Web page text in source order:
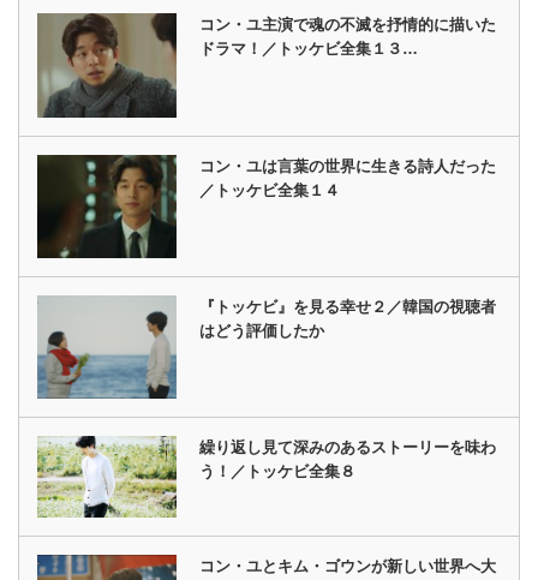
コン・ユ主演で魂の不滅を抒情的に描いた
ドラマ！／トッケビ全集１３…
コン・ユは言葉の世界に生きる詩人だった
／トッケビ全集１４
『トッケビ』を見る幸せ２／韓国の視聴者
はどう評価したか
繰り返し見て深みのあるストーリーを味わ
う！／トッケビ全集８
コン・ユとキム・ゴウンが新しい世界へ大